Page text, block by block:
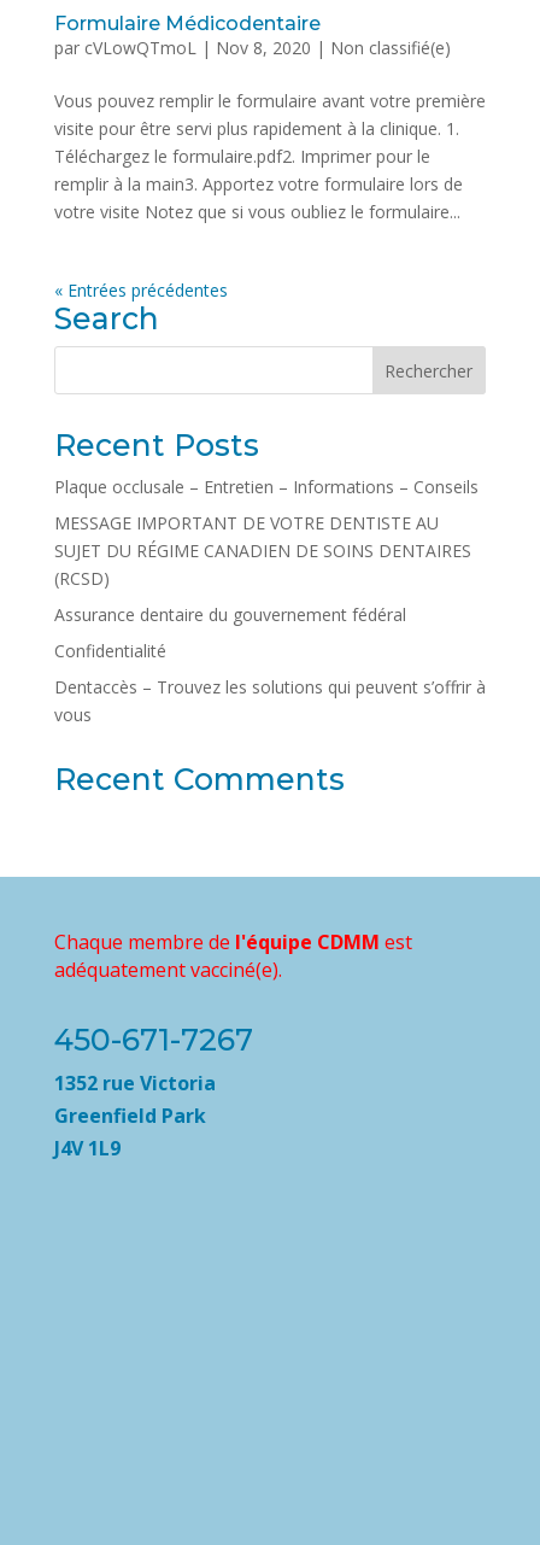
Formulaire Médicodentaire
par cVLowQTmoL| Nov 8, 2020 | Non classifié(e)
Vous pouvez remplir le formulaire avant votre première
visite pour être servi plus rapidement à la clinique. 1.
Téléchargez le formulaire.pdf2. Imprimer pour le
remplir à la main3. Apportez votre formulaire lors de
votre visite Notez que si vous oubliez le formulaire...
« Entrées précédentes
Search
Recent Posts
Plaque occlusale – Entretien – Informations – Conseils
MESSAGE IMPORTANT DE VOTRE DENTISTE AU
SUJET DU RÉGIME CANADIEN DE SOINS DENTAIRES
(RCSD)
Assurance dentaire du gouvernement fédéral
Confidentialité
Dentaccès – Trouvez les solutions qui peuvent s’offrir à
vous
Recent Comments
Chaque membre de l'équipe CDMM est
adéquatement vacciné(e).
450-671-7267
1352 rue Victoria
Greenfield Park
J4V 1L9